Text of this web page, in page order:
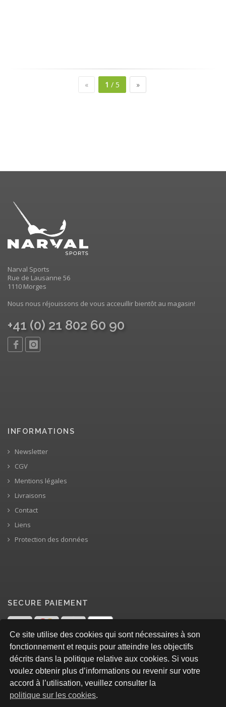
Ce site utilise des cookies qui sont nécessaires à son
fonctionnement et requis pour atteindre les objectifs
décrits dans la politique relative aux cookies. Si vous
voulez obtenir plus d’informations ou revenir sur votre
accord à l’utilisation, veuillez consulter la
politique sur les cookies.
« 1 / 5 »
Narval Sports
Rue de Lausanne 56
1110 Morges
Nous nous réjouissons de vous acceuillir bientôt au magasin!
+41 (0) 21 802 60 90
INFORMATIONS
Newsletter
CGV
Mentions légales
Livraisons
Contact
Liens
Protection des données
SECURE PAIEMENT